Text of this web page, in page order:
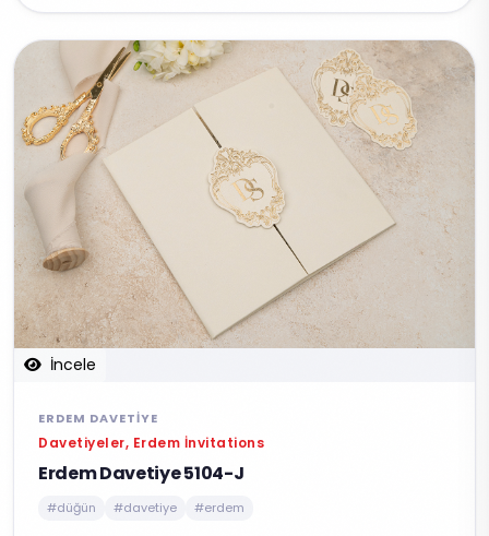
İncele
ERDEM DAVETIYE
Davetiyeler, Erdem İnvitations
Erdem Davetiye 5104-J
#düğün #davetiye #erdem